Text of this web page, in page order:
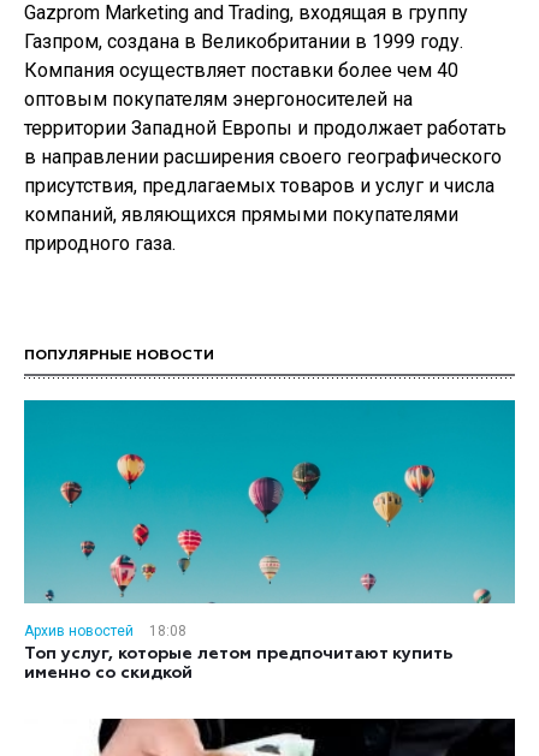
Gazprom Marketing and Trading, входящая в группу
Газпром, создана в Великобритании в 1999 году.
Компания осуществляет поставки более чем 40
оптовым покупателям энергоносителей на
территории Западной Европы и продолжает работать
в направлении расширения своего географического
присутствия, предлагаемых товаров и услуг и числа
компаний, являющихся прямыми покупателями
природного газа.
ПОПУЛЯРНЫЕ НОВОСТИ
Архив новостей
18:08
Топ услуг, которые летом предпочитают купить
именно со скидкой